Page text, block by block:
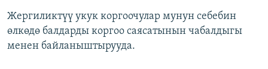
Жергиликтүү укук коргоочулар мунун себебин
өлкөдө балдарды коргоо саясатынын чабалдыгы
менен байланыштырууда.